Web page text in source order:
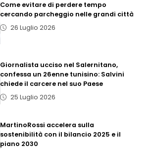
Come evitare di perdere tempo
cercando parcheggio nelle grandi città
26 Luglio 2026
Giornalista ucciso nel Salernitano,
confessa un 26enne tunisino: Salvini
chiede il carcere nel suo Paese
25 Luglio 2026
MartinoRossi accelera sulla
sostenibilità con il bilancio 2025 e il
piano 2030